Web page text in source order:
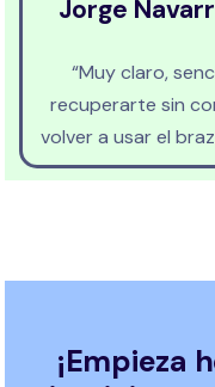
Jorge
“Muy claro,
recuperarte sin
volver a usar el
¡Empieza